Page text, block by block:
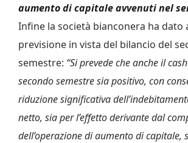
aumento di capitale avvenuti nel
Infine la società bianconera ha dato
previsione in vista del bilancio del
semestre: “Si prevede che anche il
secondo semestre sia positivo, con
riduzione significativa
netto, sia per l’effetto derivante dal
dell’operazione di aumento di capitale,